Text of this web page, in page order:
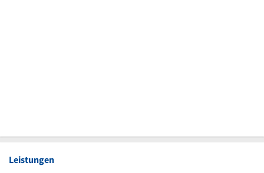
Leistungen